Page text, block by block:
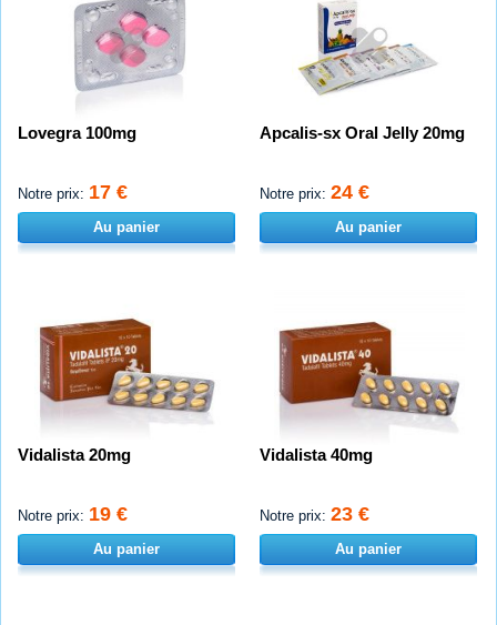
Lovegra 100mg
Notre prix: 17 €
Au panier
Apcalis-sx Oral Jelly 20mg
Notre prix: 24 €
Au panier
Vidalista 20mg
Notre prix: 19 €
Au panier
Vidalista 40mg
Notre prix: 23 €
Au panier